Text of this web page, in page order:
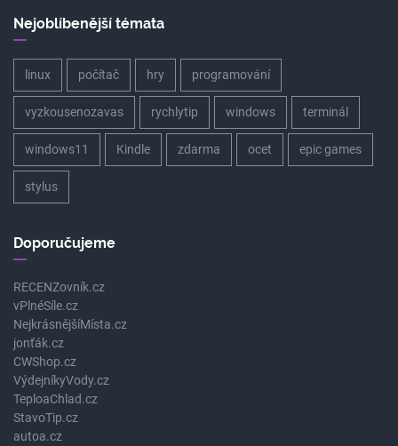
Nejoblíbenější témata
linux počítač hry programování
vyzkousenozavas rychlytip windows terminál
windows11 Kindle zdarma ocet epic games
stylus
Doporučujeme
RECENZovník.cz
vPlnéSíle.cz
NejkrásnějšíMísta.cz
jonťák.cz
CWShop.cz
VýdejníkyVody.cz
TeploaChlad.cz
StavoTip.cz
autoa.cz